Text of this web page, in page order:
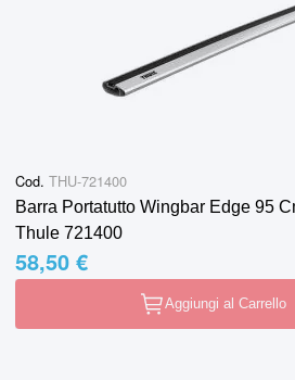
Cod. THU-721400
Barra Portatutto Wingbar Edge 95
Thule 721400
58,50 €
Aggiungi al Carrello